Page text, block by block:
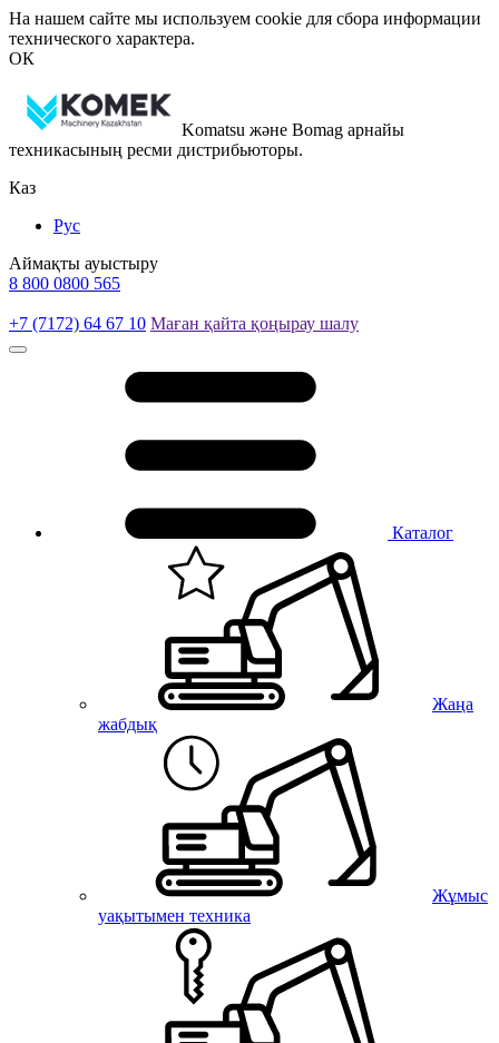
На нашем сайте мы используем cookie для сбора информации
технического характера.
ОК
Komatsu және Bomag арнайы
техникасының ресми дистрибьюторы.
Каз
Рус
Аймақты ауыстыру
8 800 0800 565
+7 (7172) 64 67 10 Маған қайта қоңырау шалу
Каталог
Жаңа
жабдық
Жұмыс
уақытымен техника